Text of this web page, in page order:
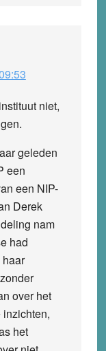
niet,
geleden
een
een NIP-
Derek
nam
had
over het
het